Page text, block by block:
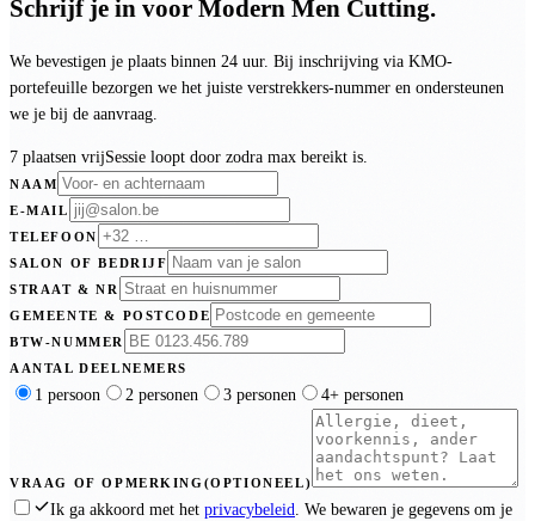
Schrijf je in voor Modern Men Cutting.
We bevestigen je plaats binnen 24 uur. Bij inschrijving via KMO-
portefeuille bezorgen we het juiste verstrekkers-nummer en ondersteunen
we je bij de aanvraag.
7 plaatsen vrijSessie loopt door zodra max bereikt is.
NAAM
E-MAIL
TELEFOON
SALON OF BEDRIJF
STRAAT & NR
GEMEENTE & POSTCODE
BTW-NUMMER
AANTAL DEELNEMERS
1 persoon 2 personen 3 personen 4+ personen
VRAAG OF OPMERKING(OPTIONEEL)
Ik ga akkoord met het privacybeleid. We bewaren je gegevens om je